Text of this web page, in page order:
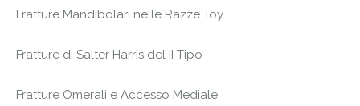
Fratture Mandibolari nelle Razze Toy
Fratture di Salter Harris del II Tipo
Fratture Omerali e Accesso Mediale